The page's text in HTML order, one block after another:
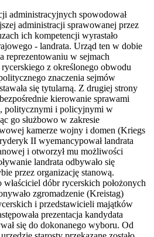
administracyjnych spowodował
administracji sprawowanej przez
ich kompetencji wyrastało
- landrata. Urząd ten w dobie
reprezentowaniu w sejmach
z określonego obwodu
znaczenia sejmów
się tytularną. Z drugiej strony
kierowanie sprawami
politycznymi i policyjnymi w
go służbowo w zakresie
kamerze wojny i domen (Kriegs
II wyemancypował landrata
i otworzył mu możliwości
landrata odbywało się
przez organizację stanową.
dóbr rycerskich położonych
zgromadzenie (Kreistag)
i przedstawicieli majątków
prezentacja kandydata
się do dokonanego wyboru. Od